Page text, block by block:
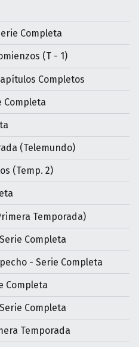
Completa
(T - 1)
Completos
Completa
(Telemundo)
(Temp. 2)
Temporada)
Completa
- Serie Completa
Completa
Completa
Temporada